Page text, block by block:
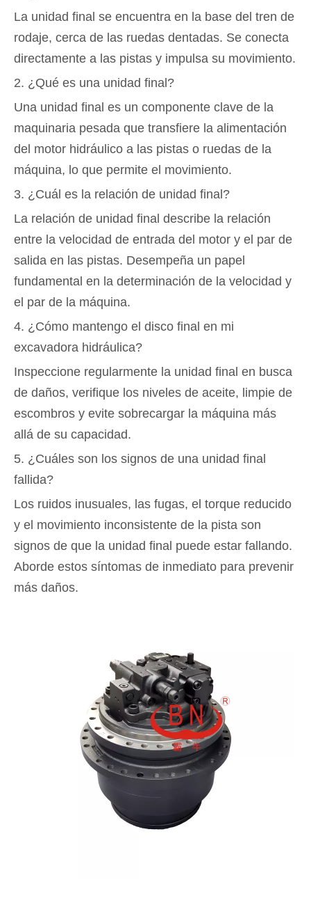
La unidad final se encuentra en la base del tren de
rodaje, cerca de las ruedas dentadas. Se conecta
directamente a las pistas y impulsa su movimiento.
2. ¿Qué es una unidad final?
Una unidad final es un componente clave de la
maquinaria pesada que transfiere la alimentación
del motor hidráulico a las pistas o ruedas de la
máquina, lo que permite el movimiento.
3. ¿Cuál es la relación de unidad final?
La relación de unidad final describe la relación
entre la velocidad de entrada del motor y el par de
salida en las pistas. Desempeña un papel
fundamental en la determinación de la velocidad y
el par de la máquina.
4. ¿Cómo mantengo el disco final en mi
excavadora hidráulica?
Inspeccione regularmente la unidad final en busca
de daños, verifique los niveles de aceite, limpie de
escombros y evite sobrecargar la máquina más
allá de su capacidad.
5. ¿Cuáles son los signos de una unidad final
fallida?
Los ruidos inusuales, las fugas, el torque reducido
y el movimiento inconsistente de la pista son
signos de que la unidad final puede estar fallando.
Aborde estos síntomas de inmediato para prevenir
más daños.